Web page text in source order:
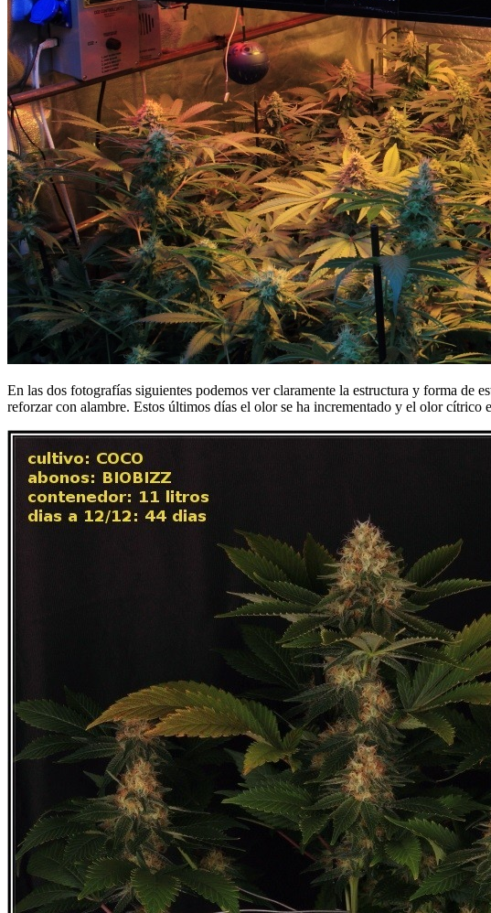
En las dos fotografías siguientes podemos ver claramente la estructura y forma de
reforzar con alambre. Estos últimos días el olor se ha incrementado y el olor cítrico